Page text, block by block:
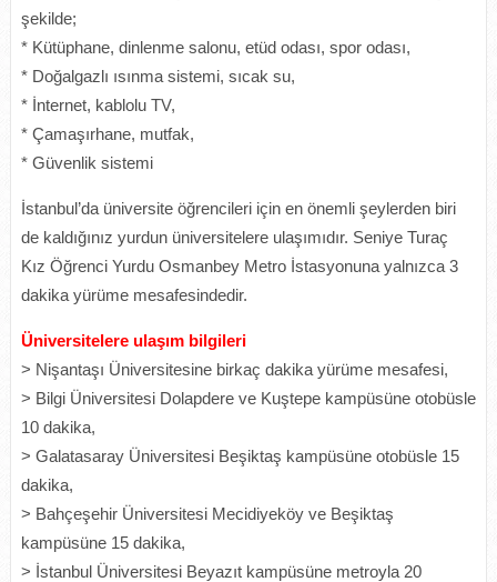
şekilde;
* Kütüphane, dinlenme salonu, etüd odası, spor odası,
* Doğalgazlı ısınma sistemi, sıcak su,
* İnternet, kablolu TV,
* Çamaşırhane, mutfak,
* Güvenlik sistemi
İstanbul’da üniversite öğrencileri için en önemli şeylerden biri
de kaldığınız yurdun üniversitelere ulaşımıdır. Seniye Turaç
Kız Öğrenci Yurdu Osmanbey Metro İstasyonuna yalnızca 3
dakika yürüme mesafesindedir.
Üniversitelere ulaşım bilgileri
> Nişantaşı Üniversitesine birkaç dakika yürüme mesafesi,
> Bilgi Üniversitesi Dolapdere ve Kuştepe kampüsüne otobüsle
10 dakika,
> Galatasaray Üniversitesi Beşiktaş kampüsüne otobüsle 15
dakika,
> Bahçeşehir Üniversitesi Mecidiyeköy ve Beşiktaş
kampüsüne 15 dakika,
> İstanbul Üniversitesi Beyazıt kampüsüne metroyla 20